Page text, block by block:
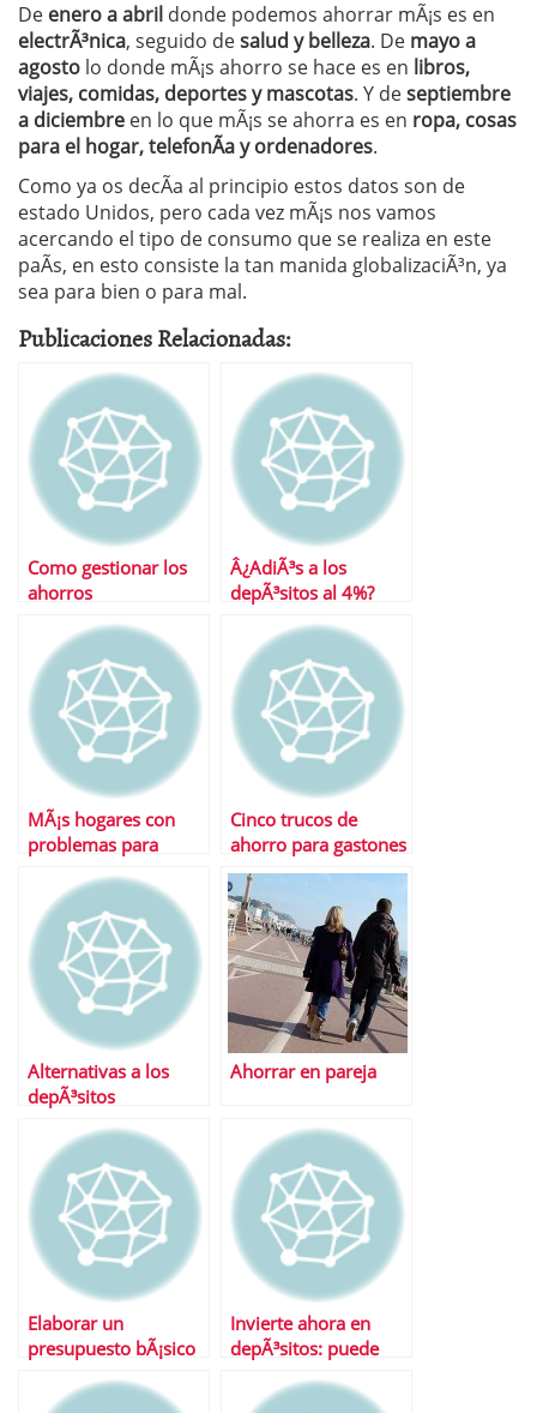
De enero a abril donde podemos ahorrar mÃ¡s es en
electrÃ³nica, seguido desalud y belleza. De mayo a
agosto lo donde mÃ¡s ahorro se hace es en libros,
viajes, comidas, deportes y mascotas. Y deseptiembre
a diciembre en lo que mÃ¡s se ahorra es en ropa, cosas
para el hogar, telefonÃ­a y ordenadores.
Como ya os decÃ­a al principio estos datos son de
estado Unidos, pero cada vez mÃ¡s nos vamos
acercando el tipo de consumo que se realiza en este
paÃ­s, en esto consiste la tan manida globalizaciÃ³n, ya
sea para bien o para mal.
Publicaciones Relacionadas:
Como gestionar los
ahorros
Â¿AdiÃ³s a los
depÃ³sitos al 4%?
MÃ¡s hogares con
problemas para
Cinco trucos de
ahorro para gastones
Alternativas a los
depÃ³sitos
Ahorrar en pareja
Elaborar un
presupuesto bÃ¡sico
Invierte ahora en
depÃ³sitos: puede
mejores ofertas